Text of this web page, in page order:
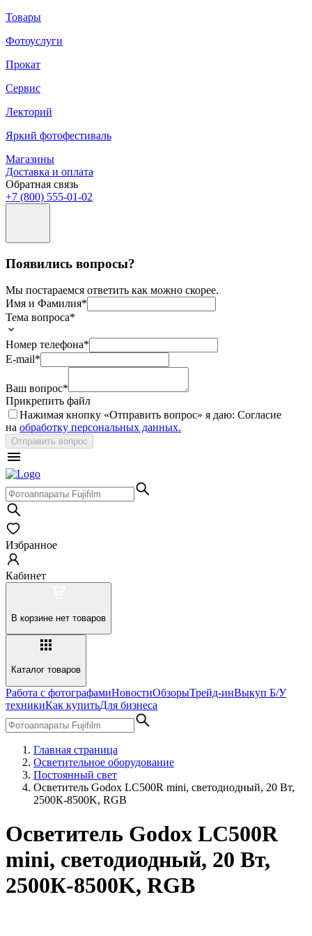
Товары
Фотоуслуги
Прокат
Сервис
Лекторий
Яркий фотофестиваль
Магазины
Доставка и оплата
Обратная связь
+7 (800) 555-01-02
Появились вопросы?
Мы постараемся ответить как можно скорее.
Имя и Фамилия*
Тема вопроса*
Номер телефона*
E-mail*
Ваш вопрос*
Прикрепить файл
Нажимая кнопку «Отправить вопрос» я даю: Согласие
на обработку персональных данных.
Отправить вопрос
Избранное
Кабинет
В корзине нет товаров
Каталог товаров
Работа с фотографамиНовостиОбзорыТрейд-инВыкуп Б/У
техникиКак купитьДля бизнеса
Главная страница
Осветительное оборудование
Постоянный свет
Осветитель Godox LC500R mini, светодиодный, 20 Вт,
2500К-8500K, RGB
Осветитель Godox LC500R
mini, светодиодный, 20 Вт,
2500К-8500K, RGB